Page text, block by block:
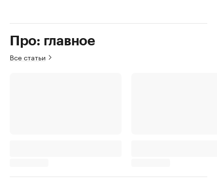
Про: главное
Все статьи